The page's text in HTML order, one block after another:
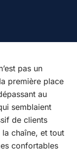
pas un
première place
au
semblaient
de clients
chaîne, et tout
confortables